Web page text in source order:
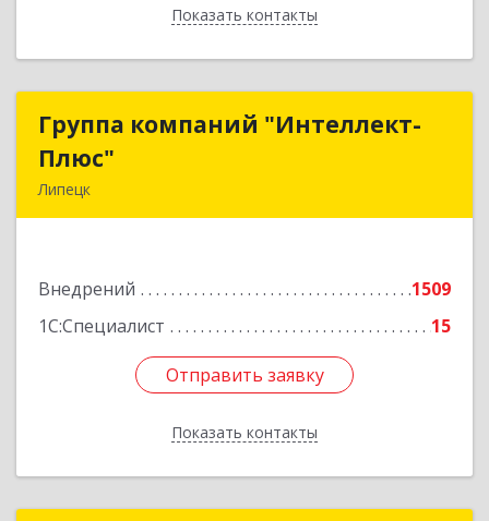
Показать контакты
Назад
Группа компаний "Интеллект-
Плюс"
Липецк
Внедрений
1509
1С:Специалист
15
Отправить заявку
Показать контакты
Группа компаний "Интеллект-
Подробнее
Отправить заявку
Назад